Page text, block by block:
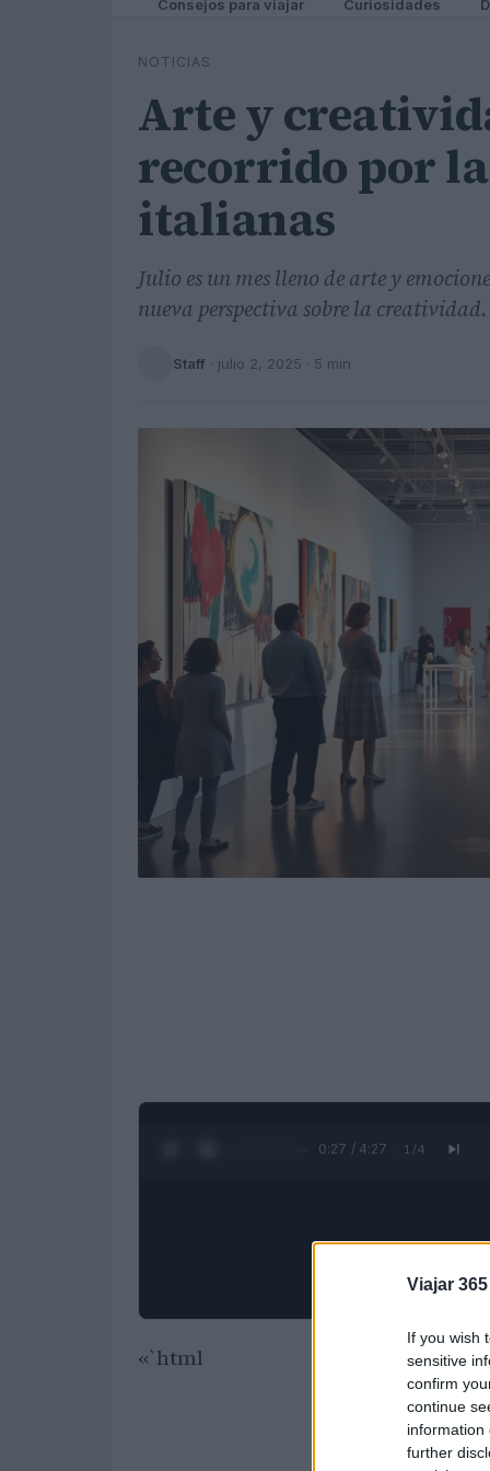
Viajar 365
If you wish
sensitive
confirm
continue
information
further
Consejos para viajar Curiosidades
NOTICIAS
Arte y
recorrido por
italianas
Julio es un mes lleno de arte y
nueva perspectiva sobre la creatividad.
Staff · julio 2, 2025 · 5 min
0:28 / 4:27 1 /4
«`html